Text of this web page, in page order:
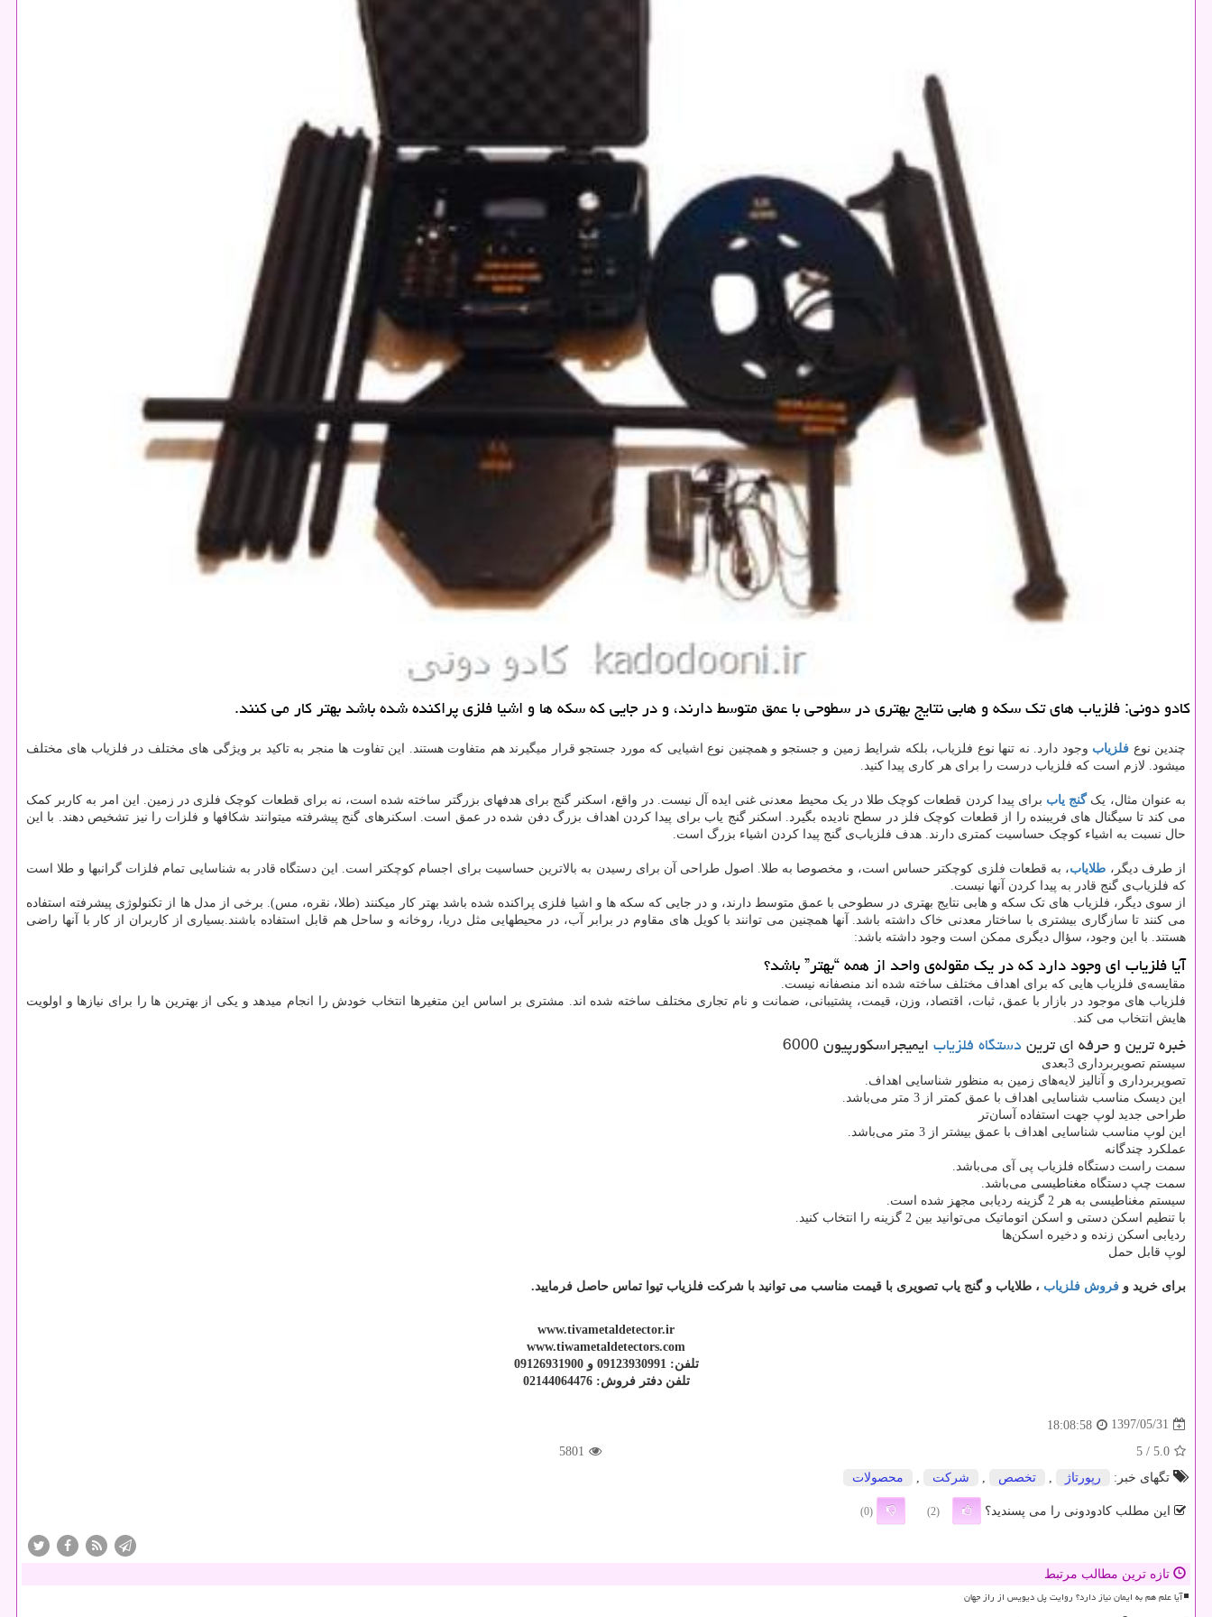
كادو دونی: فلزیاب های تك سكه و هابی نتایج بهتری در سطوحی با عمق متوسط دارند، و در جایی كه سكه ها و اشیا فلزی پراكنده شده باشد بهتر كار می كنند.
چندین نوع فلزیاب وجود دارد. نه تنها نوع فلزیاب، بلکه شرایط زمین و جستجو و همچنین نوع اشیایی که مورد جستجو قرار میگیرند هم متفاوت هستند. این تفاوت ها منجر به تاکید بر ویژگی های مختلف در فلزیاب های مختلف
میشود. لازم است که فلزیاب‌ درست را برای هر کاری پیدا کنید.
به عنوان مثال، یکگنج یاب برای پیدا کردن قطعات کوچک طلا در یک محیط معدنی غنی ایده آل نیست. در واقع، اسکنر گنج برای هدفهای بزرگتر ساخته شده است، نه برای قطعات کوچک فلزی در زمین. این امر به کاربر کمک
می کند تا سیگنال های فریبنده را از قطعات کوچک فلز در سطح نادیده بگیرد. اسکنر گنج یاب برای پیدا کردن اهداف بزرگ دفن شده در عمق است. اسکنرهای گنج پیشرفته میتوانند شکافها و فلزات را نیز تشخیص دهند. با این
حال نسبت به اشیاء کوچک حساسیت کمتری دارند. هدف فلزیاب‌ی گنج پیدا کردن اشیاء بزرگ است.
از طرف دیگر، طلایاب، به قطعات فلزی کوچکتر حساس است، و مخصوصا به طلا. اصول طراحی آن برای رسیدن به بالاترین حساسیت برای اجسام کوچکتر است. این دستگاه قادر به شناسایی تمام فلزات گرانبها و طلا است
که فلزیاب‌ی گنج قادر به پیدا کردن آنها نیست.
از سوی دیگر، فلزیاب های تک سکه و هابی نتایج بهتری در سطوحی با عمق متوسط دارند، و در جایی که سکه ها و اشیا فلزی پراکنده شده باشد بهتر کار میکنند (طلا، نقره، مس). برخی از مدل ها از تکنولوژی پیشرفته استفاده
می کنند تا سازگاری بیشتری با ساختار معدنی خاک داشته باشد. آنها همچنین می توانند با کویل های مقاوم در برابر آب، در محیطهایی مثل دریا، روخانه و ساحل هم قابل استفاده باشند.بسیاری از کاربران از کار با آنها راضی
هستند. با این وجود، سؤال دیگری ممکن است وجود داشته باشد:
آیا فلزیاب ای وجود دارد که در یک مقوله‌ی واحد از همه “بهتر” باشد؟
مقایسه‌ی فلزیاب هایی که برای اهداف مختلف ساخته شده اند منصفانه نیست.
فلزیاب های موجود در بازار با عمق، ثبات، اقتصاد، وزن، قیمت، پشتیبانی، ضمانت و نام تجاری مختلف ساخته شده اند. مشتری بر اساس این متغیرها انتخاب خودش را انجام میدهد و یکی از بهترین ها را برای نیازها و اولویت
هایش انتخاب می کند.
خبره ترین و حرفه ای تریندستگاه فلزیابایمیجراسکورپیون 6000
سیستم تصویربرداری 3بعدی
تصویربرداری و آنالیز لایه‌های زمین به منظور شناسایی اهداف.
این دیسک مناسب شناسایی اهداف با عمق کمتر از 3 متر می‌باشد.
طراحی جدید لوپ جهت استفاده آسان‌تر
این لوپ مناسب شناسایی اهداف با عمق بیشتر از 3 متر می‌باشد.
عملکرد چندگانه
سمت راست دستگاه فلزیاب پی آی می‌باشد.
سمت چپ دستگاه مغناطیسی می‌باشد.
سیستم مغناطیسی به هر 2 گزینه ردیابی مجهز شده است.
با تنطیم اسکن دستی و اسکن اتوماتیک می‌توانید بین 2 گزینه را انتخاب کنید.
ردیابی اسکن زنده و دخیره اسکن‌ها
لوپ قابل حمل
برای خرید و فروش فلزیاب ، طلایاب و گنج یاب تصویری با قیمت مناسب می توانید با شرکت فلزیاب تیوا تماس حاصل فرمایید.
www.tivametaldetector.ir
www.tiwametaldetectors.com
تلفن: 09123930991 و 09126931900
تلفن دفتر فروش: 02144064476
1397/05/31
18:08:58
5.0
/ 5
5801
تگهای خبر:
رپورتاژ , تخصص , شركت , محصولات
این مطلب کادودونی را می پسندید؟ (2)
(0)
تازه ترین مطالب مرتبط
آیا علم هم به ایمان نیاز دارد؟ روایت پل دیویس از راز جهان